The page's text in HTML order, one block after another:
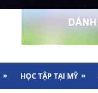
» HỌC TẬP TẠI MỸ »